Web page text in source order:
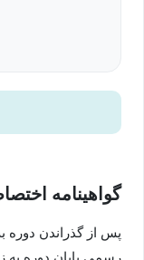
گواهینامه
پس از گذراندن دوره
رسمی پایان دوره